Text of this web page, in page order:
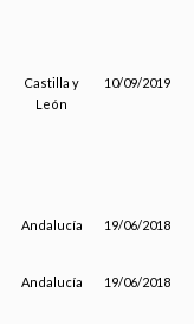
Castilla y
León
10/09/2019
Andalucía 19/06/2018
Andalucía 19/06/2018